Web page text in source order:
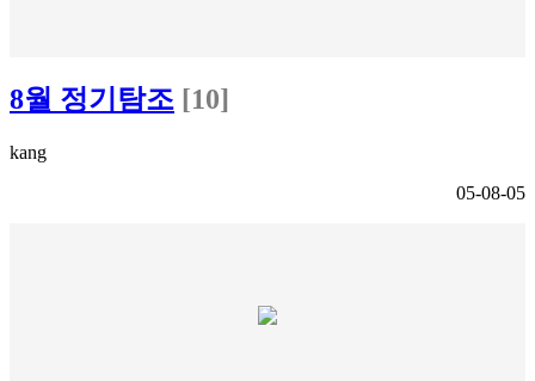
8월 정기탐조 [10]
kang
05-08-05